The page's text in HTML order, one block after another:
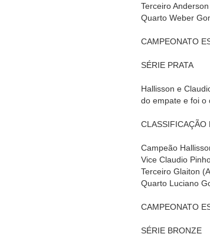
Terceiro
Quarto Weber
CAMPEONATO
SÉRIE PRATA
Hallisson e
do empate e foi o
CLASSIFICAÇÃO
Campeão
Vice Claudio
Terceiro Glaiton
Quarto Luciano
CAMPEONATO
SÉRIE BRONZE